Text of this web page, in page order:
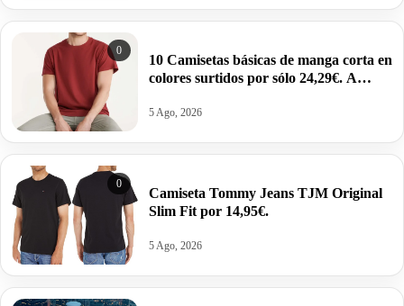
0
10 Camisetas básicas de manga corta en
colores surtidos por sólo 24,29€. A
5 Ago, 2026
0
Camiseta Tommy Jeans TJM Original
Slim Fit por 14,95€.
5 Ago, 2026